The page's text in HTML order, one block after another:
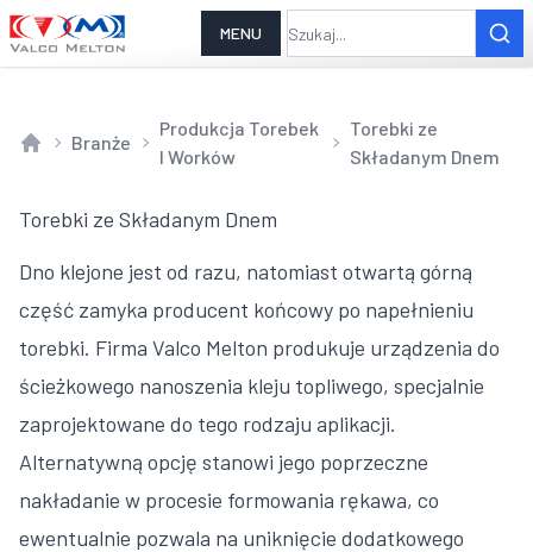
MENU
Branże
Produkcja Torebek
I Worków
Torebki ze
Składanym Dnem
Torebki ze Składanym Dnem
Dno klejone jest od razu, natomiast otwartą górną
część zamyka producent końcowy po napełnieniu
torebki. Firma Valco Melton produkuje urządzenia do
ścieżkowego nanoszenia kleju topliwego, specjalnie
zaprojektowane do tego rodzaju aplikacji.
Alternatywną opcję stanowi jego poprzeczne
nakładanie w procesie formowania rękawa, co
ewentualnie pozwala na uniknięcie dodatkowego